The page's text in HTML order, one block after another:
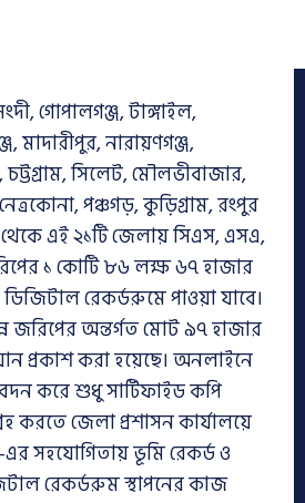
গোপালগঞ্জ, টাঙ্গাইল,
মাদারীপুর, নারায়ণগঞ্জ,
সিলেট, মৌলভীবাজার,
পঞ্চগড়, কুড়িগ্রাম, রংপুর
এই ২১টি জেলায় সিএস, এসএ,
১ কোটি ৮৬ লক্ষ ৬৭ হাজার
রেকর্ডরুমে পাওয়া যাবে।
জরিপের অন্তর্গত মোট ৯৭ হাজার
প্রকাশ করা হয়েছে। অনলাইনে
করে শুধু সার্টিফাইড কপি
করতে জেলা প্রশাসন কার্যালয়ে
সহযোগিতায় ভূমি রেকর্ড ও
রেকর্ডরুম স্থাপনের কাজ